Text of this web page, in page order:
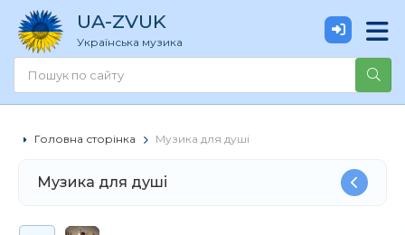
UA-ZVUK
Українська музика
Головна сторінка Музика для душі
Музика для душі